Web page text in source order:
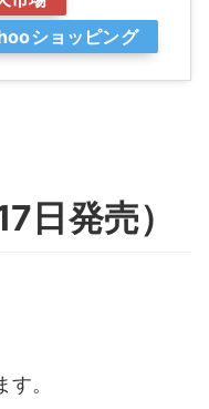
ショッピング
日発売）
す。